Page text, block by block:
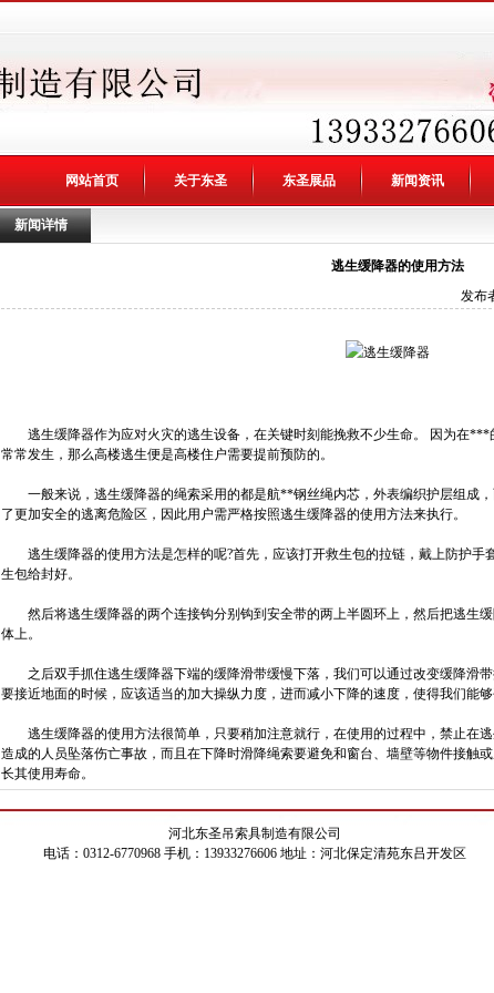
新闻资讯
东圣展品
关于东圣
网站首页
新闻详情
逃生缓降器的使用方法
发布
逃生缓降器作为应对火灾的逃生设备，在关键时刻能挽救不少生命。 因为在***
常常发生，那么高楼逃生便是高楼住户需要提前预防的。
一般来说，逃生缓降器的绳索采用的都是航**钢丝绳内芯，外表编织护层组成，
了更加安全的逃离危险区，因此用户需严格按照逃生缓降器的使用方法来执行。
逃生缓降器的使用方法是怎样的呢?首先，应该打开救生包的拉链，戴上防护手
生包给封好。
然后将逃生缓降器的两个连接钩分别钩到安全带的两上半圆环上，然后把逃生
体上。
之后双手抓住逃生缓降器下端的缓降滑带缓慢下落，我们可以通过改变缓降滑
要接近地面的时候，应该适当的加大操纵力度，进而减小下降的速度，使得我们能够
逃生缓降器的使用方法很简单，只要稍加注意就行，在使用的过程中，禁止在
造成的人员坠落伤亡事故，而且在下降时滑降绳索要避免和窗台、墙壁等物件接触
长其使用寿命。
河北东圣吊索具制造有限公司
电话：0312-6770968 手机：13933276606 地址：河北保定清苑东吕开发区